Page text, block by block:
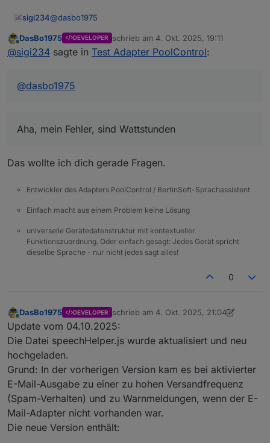
sigi234@dasbo1975
Die Berechnung kommt mir noch nicht Schlüssig vor:
Der Test DP ist eine Funkschaltsteckdose von
Aha, mein Fehler, sind Wattstunden
Offline
DasBo1975 DEVELOPER schrieb am 4. Okt. 2025, 19:11
zuletzt editiert von
@sigi234 sagte in Test Adapter PoolControl:
@dasbo1975
Aha, mein Fehler, sind Wattstunden
Das wollte ich dich gerade Fragen.
Entwickler des Adapters PoolControl / BertinSoft-Sprachassistent
Einfach macht aus einem Problem keine Lösung
universelle Gerätedatenstruktur mit kontextueller
Funktionszuordnung. Oder einfach gesagt: Jedes Gerät spricht
dieselbe Sprache - nur nicht jedes sagt alles!
0
Offline
DasBo1975 DEVELOPER schrieb am 4. Okt. 2025, 21:04
zuletzt editiert von DasBo197510. Apr.
Update vom 04.10.2025:
Die Datei speechHelper.js wurde aktualisiert und neu
hochgeladen.
Grund: In der vorherigen Version kam es bei aktivierter
E-Mail-Ausgabe zu einer zu hohen Versandfrequenz
(Spam-Verhalten) und zu Warnmeldungen, wenn der E-
Mail-Adapter nicht vorhanden war.
Die neue Version enthält: